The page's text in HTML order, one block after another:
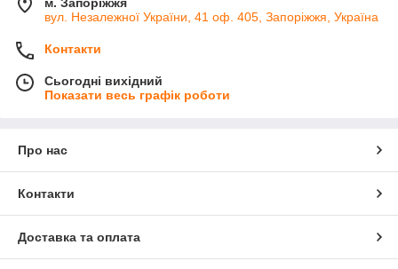
м. Запоріжжя
вул. Незалежної України, 41 оф. 405, Запоріжжя, Україна
Контакти
Сьогодні вихідний
Показати весь графік роботи
Про нас
Контакти
Доставка та оплата